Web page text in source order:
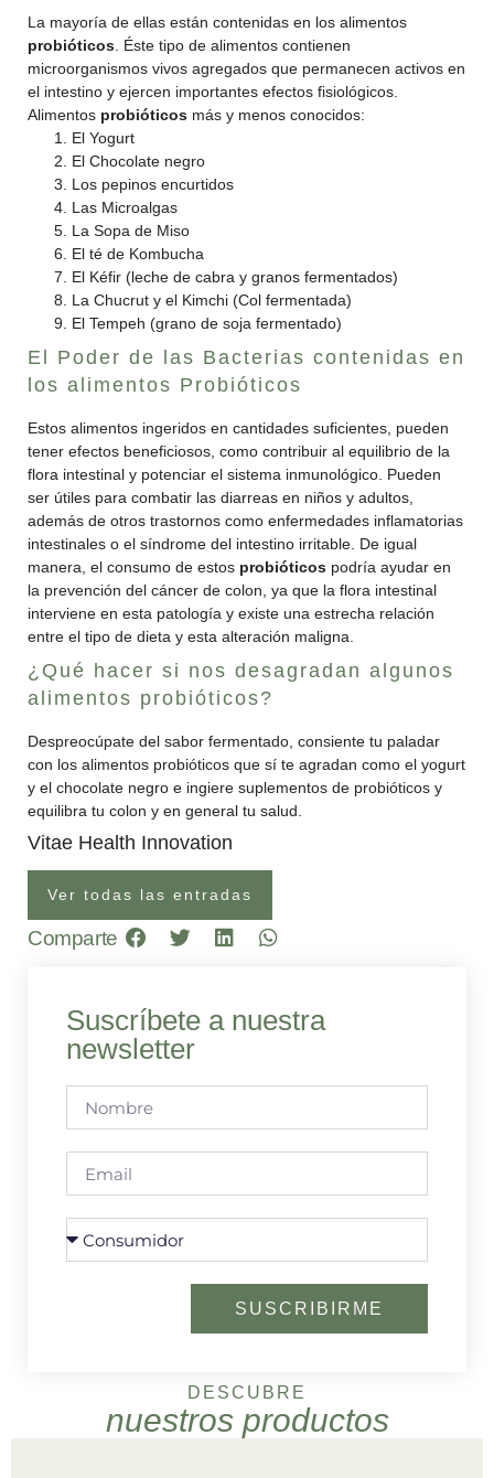
La mayoría de ellas están contenidas en los alimentos
probióticos . Éste tipo de alimentos contienen
microorganismos vivos agregados que permanecen activos en
el intestino y ejercen importantes efectos fisiológicos.
Alimentos probióticos más y menos conocidos:
El Yogurt
El Chocolate negro
Los pepinos encurtidos
Las Microalgas
La Sopa de Miso
El té de Kombucha
El Kéfir (leche de cabra y granos fermentados)
La Chucrut y el Kimchi (Col fermentada)
El Tempeh (grano de soja fermentado)
El Poder de las Bacterias contenidas en
los alimentos Probióticos
Estos alimentos ingeridos en cantidades suficientes, pueden
tener efectos beneficiosos, como contribuir al equilibrio de la
flora intestinal y potenciar el sistema inmunológico. Pueden
ser útiles para combatir las diarreas en niños y adultos,
además de otros trastornos como enfermedades inflamatorias
intestinales o el síndrome del intestino irritable. De igual
manera, el consumo de estos probióticos podría ayudar en
la prevención del cáncer de colon, ya que la flora intestinal
interviene en esta patología y existe una estrecha relación
entre el tipo de dieta y esta alteración maligna.
¿Qué hacer si nos desagradan algunos
alimentos probióticos?
Despreocúpate del sabor fermentado, consiente tu paladar
con los alimentos probióticos que sí te agradan como el yogurt
y el chocolate negro e ingiere suplementos de probióticos y
equilibra tu colon y en general tu salud.
Vitae Health Innovation
Ver todas las entradas
Comparte
Suscríbete a nuestra
newsletter
SUSCRIBIRME
DESCUBRE
nuestros productos